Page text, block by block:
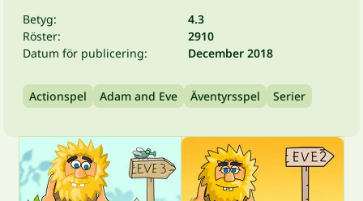
Betyg:
4.3
Röster:
2910
Datum för publicering:
December 2018
Actionspel Adam and Eve Äventyrsspel Serier